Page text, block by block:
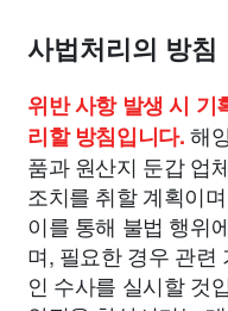
사법처리의 방침
위반 사항 발생 시 기
리할 방침입니다.해
품과 원산지 둔갑 업
조치를 취할 계획이
이를 통해 불법 행위
며, 필요한 경우 관련
인 수사를 실시할 것